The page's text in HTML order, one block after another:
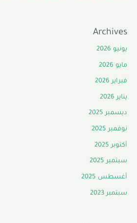
Archives
يونيو 2026
مايو 2026
فبراير 2026
يناير 2026
ديسمبر 2025
نوفمبر 2025
أكتوبر 2025
سبتمبر 2025
أغسطس 2025
سبتمبر 2023